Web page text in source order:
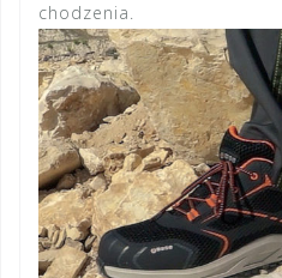
chodzenia.